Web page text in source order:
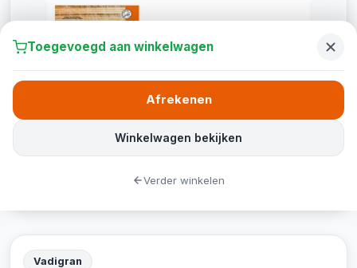
Vadigran
Toegevoegd aan winkelwagen
Winkelwagen bekijken
Afrekenen
Verder winkelen